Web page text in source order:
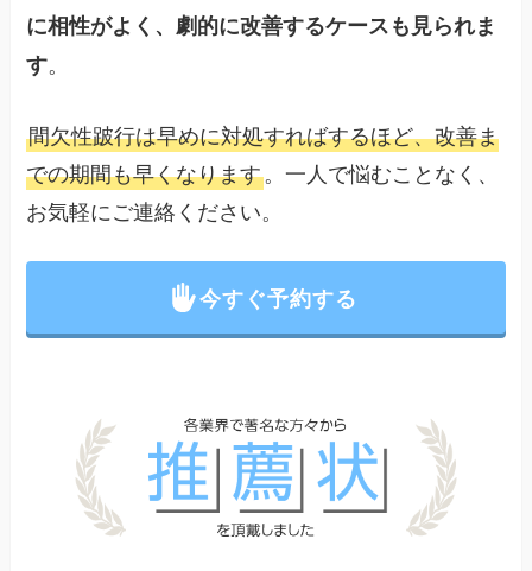
に相性がよく、劇的に改善するケースも見られま
す。
間欠性跛行は早めに対処すればするほど、改善ま
での期間も早くなります。一人で悩むことなく、
お気軽にご連絡ください。
今すぐ予約する